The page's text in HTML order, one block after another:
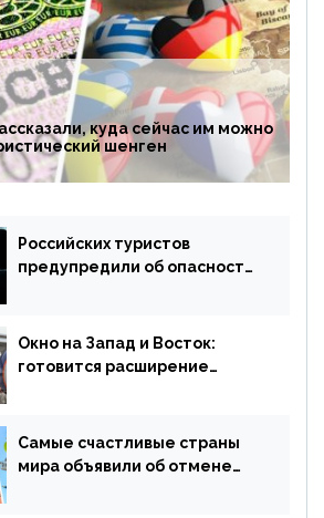
куда сейчас им можно
шенген
Российских туристов
предупредили об опасности
Окно на Запад и Восток:
готовится расширение
Самые счастливые страны
мира объявили об отмене